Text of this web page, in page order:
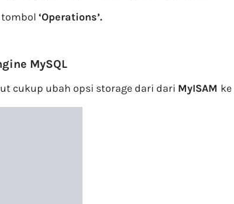
‘Operations’.
MySQL
cukup ubah opsi storage dari dari MyISAM ke